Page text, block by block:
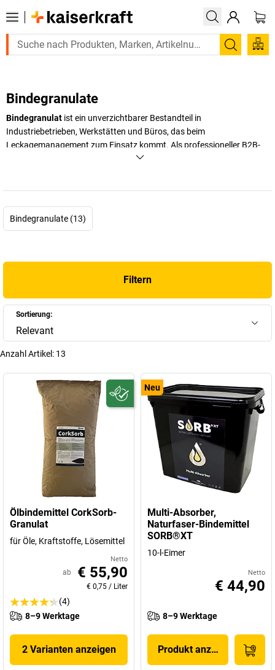
Suchen
Bindegranulate
Bindegranulat ist ein unverzichtbarer Bestandteil in
Industriebetrieben, Werkstätten und Büros, das beim
Leckagemanagement zum Einsatz kommt. Als professioneller B2B-
Lieferant bieten wir Ihnen hochwertige
und gesetzliche Sicherheitsvorschriften erfüllen. Dank der
Reinigung und sichere Entsorgung verschütteter Substanzen.
+Mehr anzeigen
Bindegranulate (13)
Filtern
Sortierung:
Relevant
Anzahl Artikel: 13
Ölbindemittel CorkSorb-
Granulat
für Öle, Kraftstoffe, Lösemittel
Netto
ab € 55,90
€ 0,75 / Liter
(4)
8–9 Werktage
2 Varianten anzeigen
Neu
Multi-Absorber,
Naturfaser-Bindemittel
SORB®XT
10-l-Eimer
Netto
€ 44,90
8–9 Werktage
Produkt anzeigen